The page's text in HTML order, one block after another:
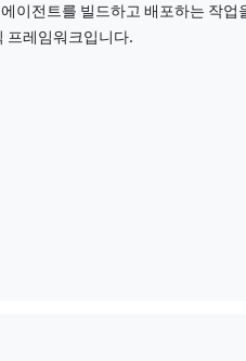
이전트를 빌드하고 배포하는 작
프레임워크입니다.